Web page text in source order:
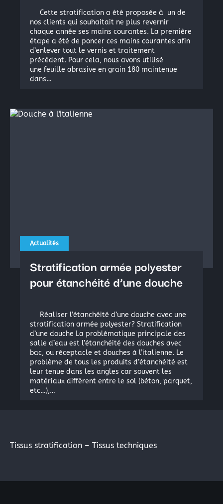
Tissus stratification – Tissus techniques
Cette stratification a été proposée à un de
nos clients qui souhaitait ne plus revernir
chaque année ses mains courantes. La première
étape a été de poncer ces mains courantes afin
d’enlever tout le vernis et traitement
précédent. Pour cela, nous avons utilisé
une feuille abrasive en grain 180 maintenue
dans…
Actualités
Stratification armée polyester
pour étanchéité d’une douche
Réaliser l’étanchéité d’une douche avec une
stratification armée polyester? Stratification
d’une douche La problématique principale des
salle d’eau est l’étanchéité des douches avec
bac, ou réceptacle et douches à l’italienne. Le
problème de tous les produits d’étanchéité est
leur tenue dans les angles car souvent les
matériaux diffèrent entre le sol (béton, parquet,
etc…),…